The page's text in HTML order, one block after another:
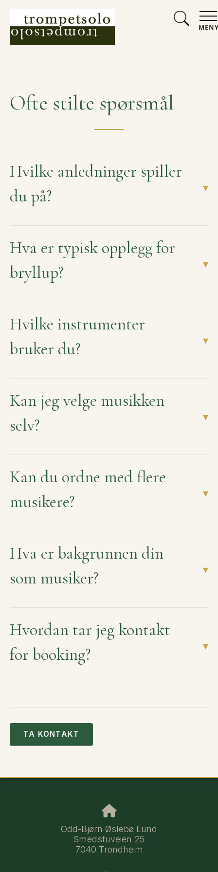
Ofte stilte spørsmål
Hvilke anledninger spiller
du på?
▾
Hva er typisk opplegg for
bryllup?
▾
Hvilke instrumenter
bruker du?
▾
Kan jeg velge musikken
selv?
▾
Kan du ordne med flere
musikere?
▾
Hva er bakgrunnen din
som musiker?
▾
Hvordan tar jeg kontakt
for booking?
▾
TA KONTAKT
Odd-Bjørn Øslebø Lund
Smedstuveien 25
7040 Trondheim